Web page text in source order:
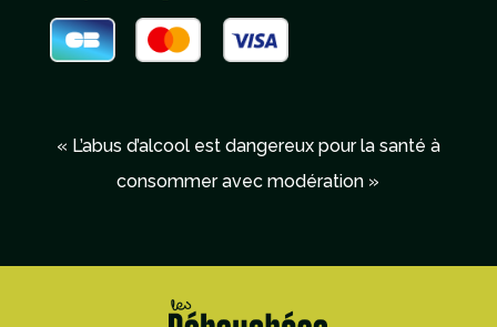
« L’abus d’alcool est dangereux pour la santé à
consommer avec modération »